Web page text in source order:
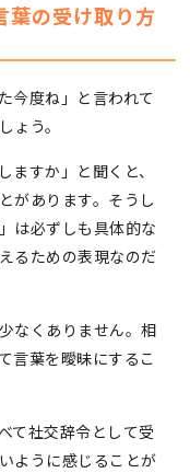
葉の受け取り方
今度ね」と言われて
ょう。
すか」と聞くと、
があります。そうし
は必ずしも具体的な
るための表現なのだ
なくありません。相
言葉を曖昧にするこ
て社交辞令として受
ように感じることが